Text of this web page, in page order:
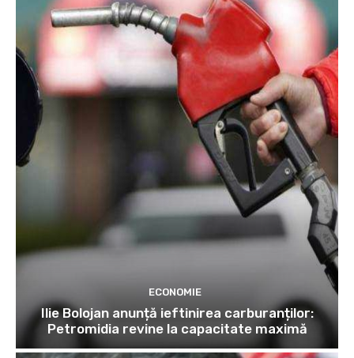
ECONOMIE
Ilie Bolojan anunță ieftinirea carburanților:
Petromidia revine la capacitate maximă